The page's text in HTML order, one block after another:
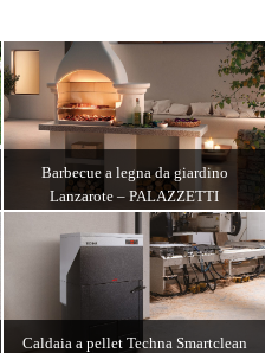
Barbecue a legna da giardino
Lanzarote – PALAZZETTI
DETTAGLI
Caldaia a pellet Techna Smartclean